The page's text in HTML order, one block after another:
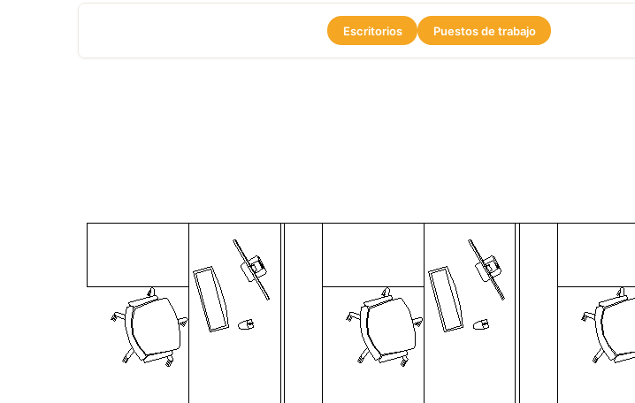
Escritorios Puestos de trabajo